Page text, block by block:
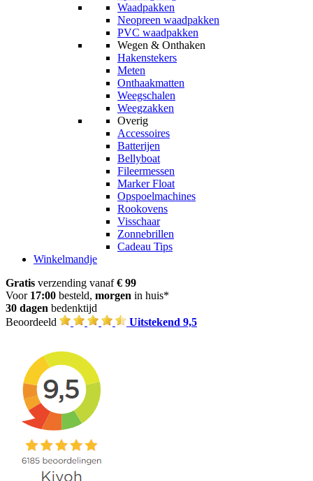
Waadpakken
Neopreen waadpakken
PVC waadpakken
Wegen & Onthaken
Hakenstekers
Meten
Onthaakmatten
Weegschalen
Weegzakken
Overig
Accessoires
Batterijen
Bellyboat
Fileermessen
Marker Float
Opspoelmachines
Rookovens
Visschaar
Zonnebrillen
Cadeau Tips
Winkelmandje
Gratis verzending vanaf€ 99
Voor 17:00 besteld, morgen in huis*
30 dagen bedenktijd
Beoordeeld
Uitstekend 9,5